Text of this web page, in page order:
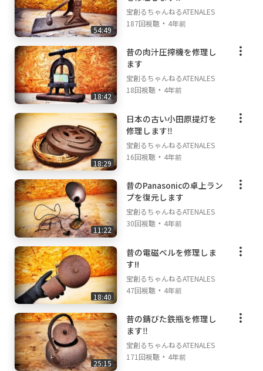
54:49
宝創るちゃんねるATENALES
187回視聴 ・ 4年前
18:42
昔の肉汁圧搾機を修理し
ます
宝創るちゃんねるATENALES
18回視聴 ・ 4年前
18:29
日本の古い小田原提灯を
修理します‼
宝創るちゃんねるATENALES
16回視聴 ・ 4年前
11:22
昔のPanasonicの卓上ラン
プを復元します
宝創るちゃんねるATENALES
30回視聴 ・ 4年前
18:40
昔の電磁ベルを修理しま
す!!
宝創るちゃんねるATENALES
47回視聴 ・ 4年前
25:15
昔の錆びた鉄瓶を修理し
ます‼
宝創るちゃんねるATENALES
171回視聴 ・ 4年前